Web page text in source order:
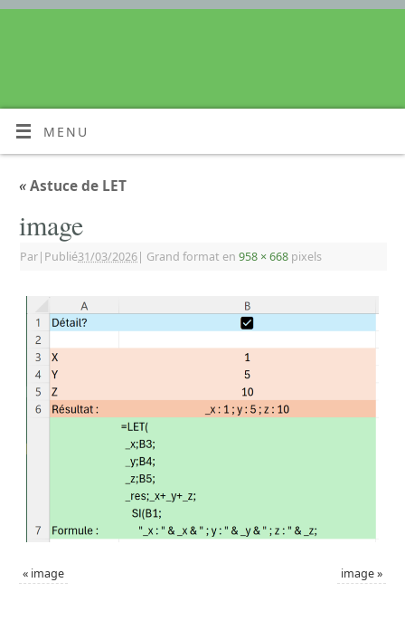
MENU
«Astuce de LET
image
Par| Publié31/03/2026| Grand format en 958 × 668 pixels
« image image»